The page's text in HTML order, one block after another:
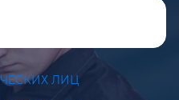
ЛИЦ